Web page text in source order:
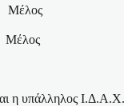
Μέλος
Μέλος
η υπάλληλος